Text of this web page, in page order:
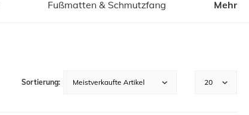
Fußmatten & Schmutzfang Mehr